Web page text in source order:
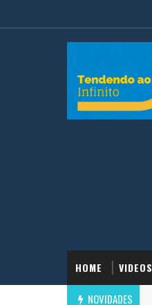
HOME VIDEOS
NOVIDADES